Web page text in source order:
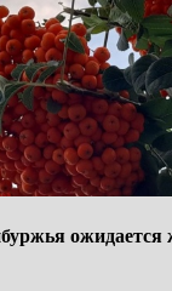
ожидается